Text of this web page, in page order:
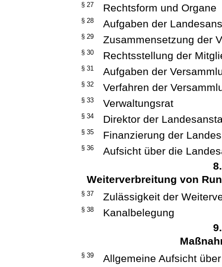
§ 27 Rechtsform und Organe
§ 28 Aufgaben der
§ 29 Zusammensetzung der
§ 30 Rechtsstellung der
§ 31 Aufgaben der
§ 32 Verfahren der
§ 33 Verwaltungsrat
§ 34 Direktor der
§ 35 Finanzierung der
§ 36
Aufsicht über die
Weiterverbreitung von
§ 37 Zulässigkeit der
§ 38
Kanalbelegung
§ 39 Allgemeine Aufsicht